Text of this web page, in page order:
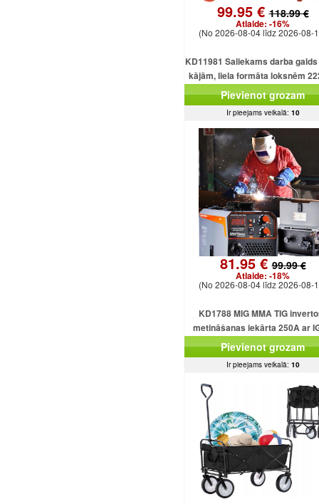
99.95 €118.99 €
Atlaide: -16%
(No 2026-08-04 līdz 2026-08-
KD11981 Saliekams darba
kājām, liela formāta loksnēm
mm, kravnesība 1000 kg.
Pievienot grozam
Ir pieejams veikalā: 10
81.95 €99.99 €
Atlaide: -18%
(No 2026-08-04 līdz 2026-08-
KD1788 MIG MMA TIG
metināšanas iekārta 250A ar
plūsmu bez gāzes
Pievienot grozam
Ir pieejams veikalā: 10